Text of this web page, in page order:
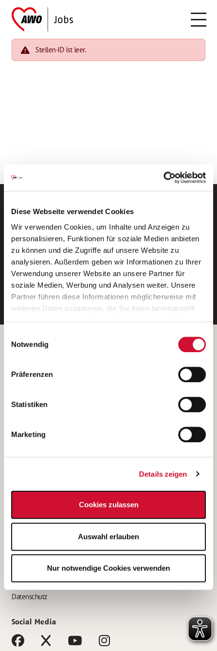
Diese Webseite verwendet Cookies
Wir verwenden Cookies, um Inhalte und Anzeigen zu
personalisieren, Funktionen für soziale Medien anbieten
zu können und die Zugriffe auf unsere Website zu
analysieren. Außerdem geben wir Informationen zu Ihrer
Verwendung unserer Website an unsere Partner für
soziale Medien, Werbung und Analysen weiter. Unsere
Partner führen diese Informationen möglicherweise mit
weiteren Daten zusammen, die Sie ihnen bereitgestellt
Wenn Sie auf „Cookies zulassen“ klicken, so stimmen
Sie der Speicherung sämtlicher Cookies zu. Sie können
Ihre Einwilligung selbstverständlich jederzeit widerrufen,
indem Sie die Cookie-Einstellungen aufrufen und diese
unsererDatenschutzerklärung
Notwendig
Präferenzen
Statistiken
Marketing
Details zeigen
Cookies zulassen
Auswahl erlauben
Nur notwendige Cookies verwenden
Stellen-ID ist leer.
Neue Stellen per E-Mail.
Ein kostenloser Service von AWO
Jobs.
E-Mail-Adresse eintragen
Betreiber der Webseite
Kantstraße 45a
(Ein Tochterunternehmen des AWO Bezirksverbandes Unterfranken
e.V.)
Bewerbung als Altenpflegehelfer*in
Bewerbung als Erzieher*in
AWO Gliederungen nach Bundesland
Impressum
Datenschutz
Social Media